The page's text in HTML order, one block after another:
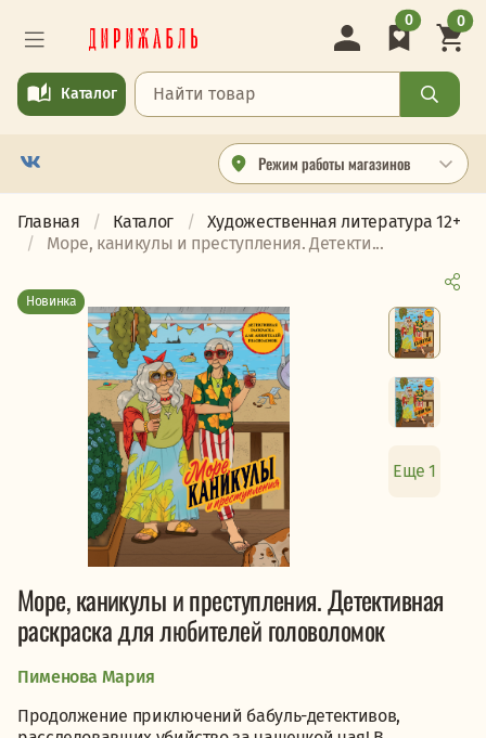
Режим работы магазинов
Каталог
0 0
Главная Каталог
Художественная литература 12+
Море, каникулы и преступления. Детекти...
Новинка
Еще 1
Море, каникулы и преступления. Детективная
раскраска для любителей головоломок
Пименова Мария
Продолжение приключений бабуль-детективов,